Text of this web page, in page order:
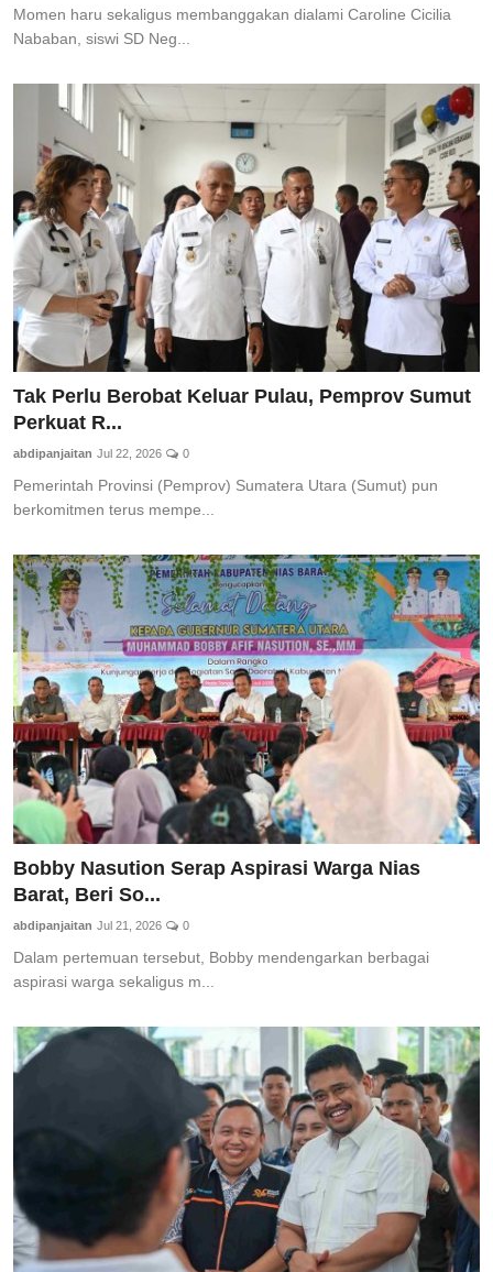
Momen haru sekaligus membanggakan dialami Caroline Cicilia
Nababan, siswi SD Neg...
Tak Perlu Berobat Keluar Pulau, Pemprov Sumut
Perkuat R...
abdipanjaitan Jul 22, 2026 0
Pemerintah Provinsi (Pemprov) Sumatera Utara (Sumut) pun
berkomitmen terus mempe...
Bobby Nasution Serap Aspirasi Warga Nias
Barat, Beri So...
abdipanjaitan Jul 21, 2026 0
Dalam pertemuan tersebut, Bobby mendengarkan berbagai
aspirasi warga sekaligus m...